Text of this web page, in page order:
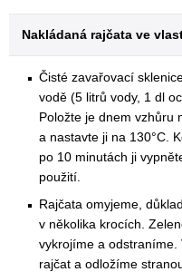
Nakládaná rajčata ve
Čisté zavařovací
vodě (5 litrů vody, 1 dl
Položte je dnem vzhůru
a nastavte ji na 130°C.
po 10 minutách ji
použití.
Rajčata omyjeme,
v několika krocích.
vykrojíme a odstraníme.
rajčat a odložíme